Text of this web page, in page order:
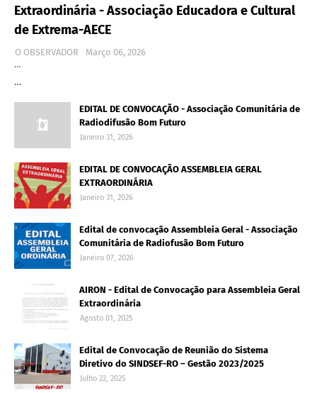
Extraordinária - Associação Educadora e Cultural
de Extrema-AECE
O OBSERVADOR
Março 06, 2026
…
…
EDITAL DE CONVOCAÇÃO - Associação Comunitária de
Radiodifusão Bom Futuro
Janeiro 31, 2026
EDITAL DE CONVOCAÇÃO ASSEMBLEIA GERAL
EXTRAORDINÁRIA
Janeiro 31, 2026
Edital de convocação Assembleia Geral - Associação
Comunitária de Radiofusão Bom Futuro
Janeiro 07, 2026
AIRON - Edital de Convocação para Assembleia Geral
Extraordinária
Agosto 01, 2025
Edital de Convocação de Reunião do Sistema
Diretivo do SINDSEF-RO – Gestão 2023/2025
Julho 22, 2025